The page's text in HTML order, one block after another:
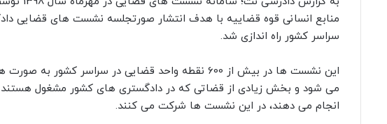
منابع انسانی قوه قضاییه با هدف انتشار صورتجلسه نشست های قضایی
سراسر کشور راه اندازی شد.
این نشست ها در بیش از 600 نقطه واحد قضایی در سراسر کشور به
می شود و بخش زیادی از قضاتی که در دادگستری های کشور مشغول هستند
انجام می دهند، در این نشست ها شرکت می‌ کنند.